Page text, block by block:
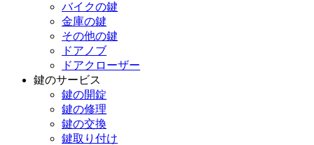
バイクの鍵
金庫の鍵
その他の鍵
ドアノブ
ドアクローザー
鍵のサービス
鍵の開錠
鍵の修理
鍵の交換
鍵取り付け